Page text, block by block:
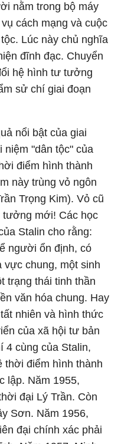
nằm trong bộ máy
cách mạng và cuộc
Lúc này chủ nghĩa
đĩnh đạc. Chuyển
hệ hình tư tưởng
sử chí giai đoạn
nổi bật của giai
niệm "dân tộc" của
điểm hình thành
này trùng vỏ ngôn
Trọng Kim). Vỏ cũ
mới! Các học
Stalin cho rằng:
người ổn định, có
vực chung, một sinh
trạng thái tinh thần
văn hóa chung. Hay
nhiên và hình thức
của xã hội tư bản
4 cùng của Stalin,
thời điểm hình thành
lập. Năm 1955,
đại Lý Trần. Còn
Sơn. Năm 1956,
đại chính xác phải